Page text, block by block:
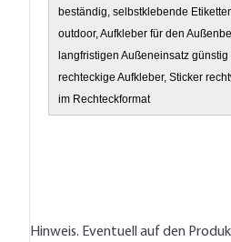
beständig, selbstklebende
outdoor, Aufkleber für den
langfristigen Außeneinsatz
rechteckige Aufkleber, Sticker
im Rechteckformat
Hinweis. Eventuell auf den